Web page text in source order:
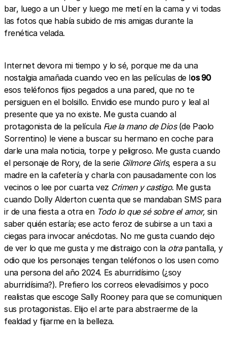
bar, luego a un Uber y luego me metí en la cama y vi todas
las fotos que había subido de mis amigas durante la
frenética velada.
Internet devora mi tiempo y lo sé, porque me da una
nostalgia amañada cuando veo en las películas de los 90
esos teléfonos fijos pegados a una pared, que no te
persiguen en el bolsillo. Envidio ese mundo puro y leal al
presente que ya no existe. Me gusta cuando al
protagonista de la película Fue la mano de Dios (de Paolo
Sorrentino) le viene a buscar su hermano en coche para
darle una mala noticia, torpe y peligroso. Me gusta cuando
el personaje de Rory, de la serie Gilmore Girls, espera a su
madre en la cafetería y charla con pausadamente con los
vecinos o lee por cuarta vez Crimen y castigo. Me gusta
cuando Dolly Alderton cuenta que se mandaban SMS para
ir de una fiesta a otra en Todo lo que sé sobre el amor, sin
saber quién estaría; ese acto feroz de subirse a un taxi a
ciegas para invocar anécdotas. No me gusta cuando dejo
de ver lo que me gusta y me distraigo con la otra pantalla, y
odio que los personajes tengan teléfonos o los usen como
una persona del año 2024. Es aburridísimo (¿soy
aburridísima?). Prefiero los correos elevadísimos y poco
realistas que escoge Sally Rooney para que se comuniquen
sus protagonistas. Elijo el arte para abstraerme de la
fealdad y fijarme en la belleza.